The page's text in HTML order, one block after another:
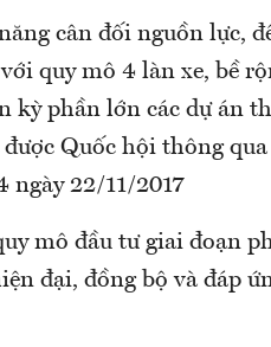
cân đối nguồn lực,
quy mô 4 làn xe, bề
kỳ phần lớn các dự án
Quốc hội thông
ngày 22/11/2017
mô đầu tư giai đoạn
đại, đồng bộ và đáp